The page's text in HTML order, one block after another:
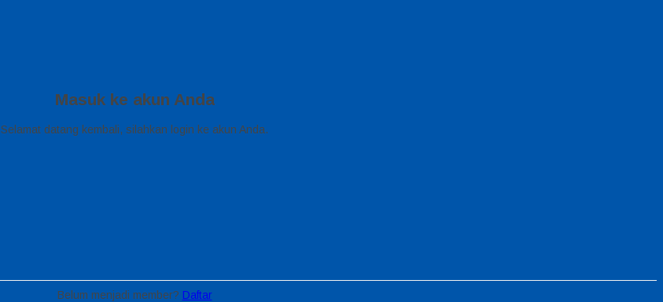
Masuk ke akun Anda
Selamat datang kembali, silahkan login ke akun Anda.
Belum menjadi member? Daftar